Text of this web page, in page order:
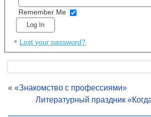
Remember Me
Lost your password?
««Знакомство с профессиями»
Литературный праздник